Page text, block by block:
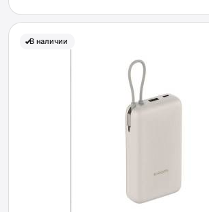
В наличии